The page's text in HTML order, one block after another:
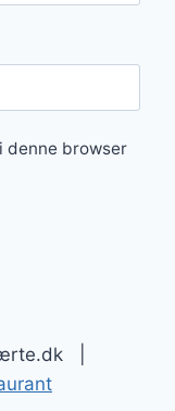
denne browser
|